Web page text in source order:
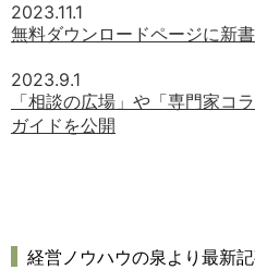
2023.11.1
無料ダウンロードページに新
2023.9.1
「相談の広場」や「専門家コ
ガイドを公開
経営ノウハウの泉より最新